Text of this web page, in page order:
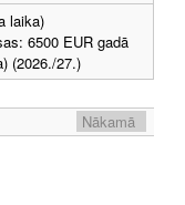
laika)
6500 EUR gadā
(2026./27.)
Nākamā